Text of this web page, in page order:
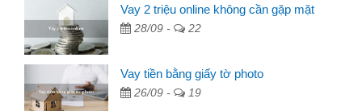
Vay 2 triệu online không cần gặp mặt
28/09 - 22
Vay tiền bằng giấy tờ photo
26/09 - 19